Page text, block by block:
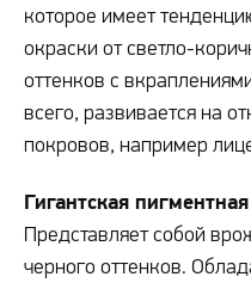
которое имеет
окраски от светло-
оттенков с
всего, развивается на
покровов, например
Гигантская
Представляет собой
черного оттенков.